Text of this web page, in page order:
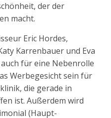
der der
macht.
Eric Hordes,
Karrenbauer und Eva
für eine Nebenrolle
Werbegesicht sein für
die gerade in
ist. Außerdem wird
(Haupt-